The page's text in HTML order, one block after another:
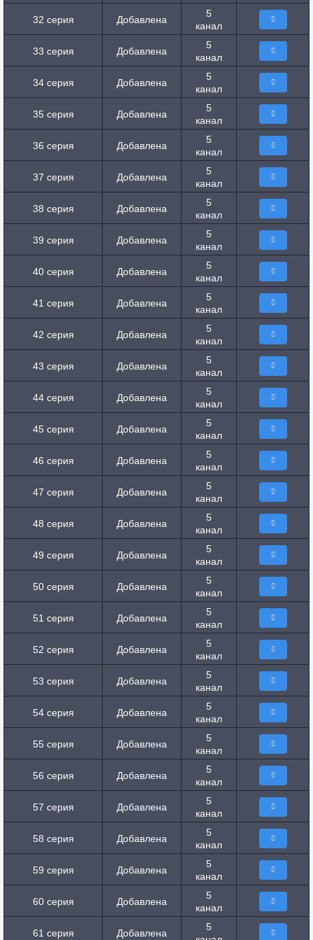
32 серия Добавлена
5
канал
33 серия Добавлена
5
канал
34 серия Добавлена
5
канал
35 серия Добавлена
5
канал
36 серия Добавлена
5
канал
37 серия Добавлена
5
канал
38 серия Добавлена
5
канал
39 серия Добавлена
5
канал
40 серия Добавлена
5
канал
41 серия Добавлена
5
канал
42 серия Добавлена
5
канал
43 серия Добавлена
5
канал
44 серия Добавлена
5
канал
45 серия Добавлена
5
канал
46 серия Добавлена
5
канал
47 серия Добавлена
5
канал
48 серия Добавлена
5
канал
49 серия Добавлена
5
канал
50 серия Добавлена
5
канал
51 серия Добавлена
5
канал
52 серия Добавлена
5
канал
53 серия Добавлена
5
канал
54 серия Добавлена
5
канал
55 серия Добавлена
5
канал
56 серия Добавлена
5
канал
57 серия Добавлена
5
канал
58 серия Добавлена
5
канал
59 серия Добавлена
5
канал
60 серия Добавлена
5
канал
61 серия Добавлена
5